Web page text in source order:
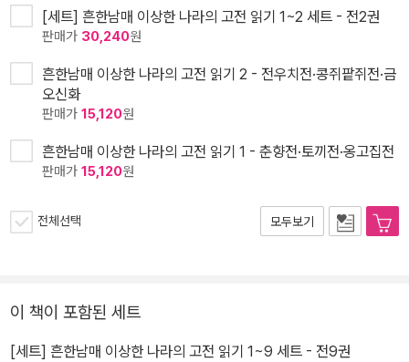
[세트] 흔한남매 이상한 나라의 고전 읽기 1~2 세트 - 전2권
판매가 30,240원
흔한남매 이상한 나라의 고전 읽기 2 - 전우치전·콩쥐팥쥐전·금
오신화
판매가 15,120원
흔한남매 이상한 나라의 고전 읽기 1 - 춘향전·토끼전·옹고집전
판매가 15,120원
전체선택 모두보기
이 책이 포함된 세트
[세트] 흔한남매 이상한 나라의 고전 읽기 1~9 세트 - 전9권